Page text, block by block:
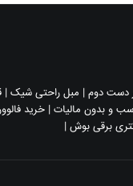
دست دوم | مبل راحتی شیک |
و بدون مالیات | خرید
برقی بوش |